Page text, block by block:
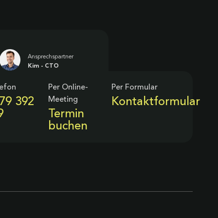
Ansprechspartner
Kim - CTO
392
Per Online-
Meeting
Termin
buchen
Per Formular
Kontaktformular